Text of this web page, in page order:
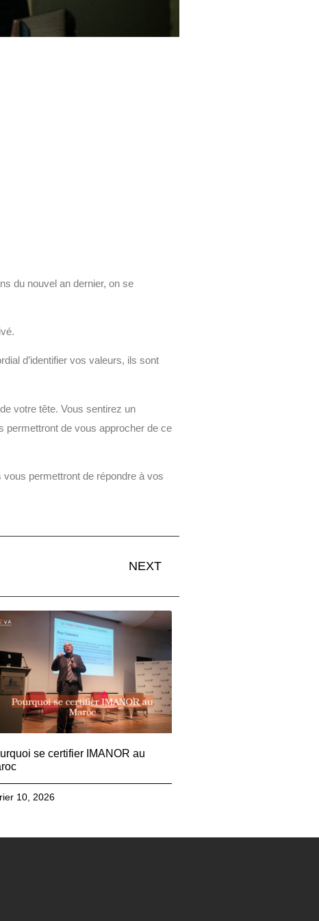
du nouvel an dernier, on se
d’identifier vos valeurs, ils sont
votre tête. Vous sentirez un
permettront de vous approcher de ce
permettront de répondre à vos
NEXT
se certifier IMANOR au
10, 2026